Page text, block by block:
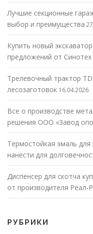
Лучшие секционные
выбор и преимущества
Купить новый
предложений от
Трелевочный трактор
лесозаготовок 16.04.2026
Все о производстве
решения ООО «Завод
Термостойкая эмаль
нанести для
Диспенсер для скотча
от производителя Реал-
РУБРИКИ